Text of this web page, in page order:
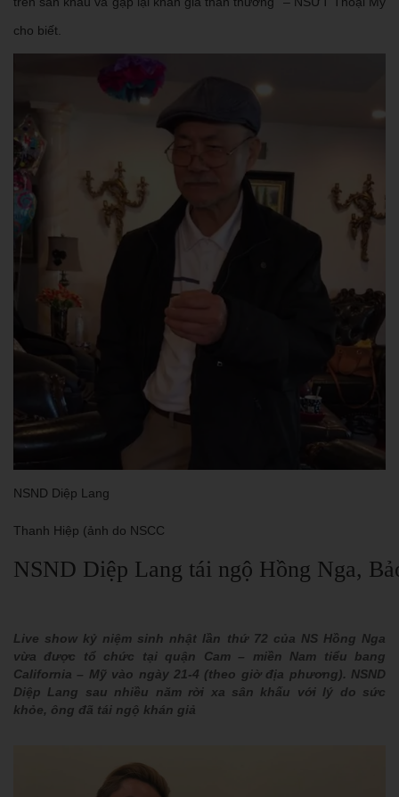
cho biết.
NSND Diệp Lang
Thanh Hiệp (ảnh do NSCC
NSND Diệp Lang tái ngộ Hồng Nga,
Live show kỷ niệm sinh nhật lần thứ 72 của NS Hồng Nga
vừa được tổ chức tại quận Cam – miền Nam tiểu bang
California – Mỹ vào ngày 21-4 (theo giờ địa phương). NSND
Diệp Lang sau nhiều năm rời xa sân khấu với lý do sức
khỏe, ông đã tái ngộ khán giả